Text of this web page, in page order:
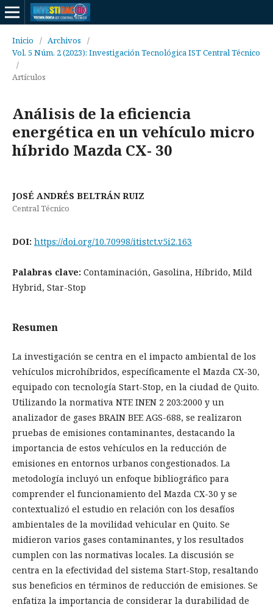
Inicio / Archivos
/
Vol. 5 Núm. 2 (2023): Investigación Tecnológica IST Central Técnico
/
Artículos
Análisis de la eficiencia
energética en un vehículo micro
híbrido Mazda CX- 30
JOSÉ ANDRÉS BELTRÁN RUIZ
Central Técnico
DOI: https://doi.org/10.70998/itistct.v5i2.163
Palabras clave: Contaminación, Gasolina, Híbrido, Mild
Hybrid, Star-Stop
Resumen
La investigación se centra en el impacto ambiental de los
vehículos microhíbridos, específicamente el Mazda CX-30,
equipado con tecnología Start-Stop, en la ciudad de Quito.
Utilizando la normativa NTE INEN 2 203:2000 y un
analizador de gases BRAIN BEE AGS-688, se realizaron
pruebas de emisiones contaminantes, destacando la
importancia de estos vehículos en la reducción de
emisiones en entornos urbanos congestionados. La
metodología incluyó un enfoque bibliográfico para
comprender el funcionamiento del Mazda CX-30 y se
contextualizó el estudio en relación con los desafíos
ambientales de la movilidad vehicular en Quito. Se
midieron varios gases contaminantes, y los resultados
cumplen con las normativas locales. La discusión se
centra en la efectividad del sistema Start-Stop, resaltando
sus beneficios en términos de reducción de emisiones. Se
enfatiza la importancia de considerar la durabilidad de